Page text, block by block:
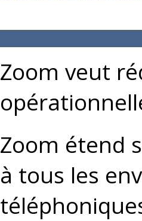
Zoom veut
Zoom étend
à tous les